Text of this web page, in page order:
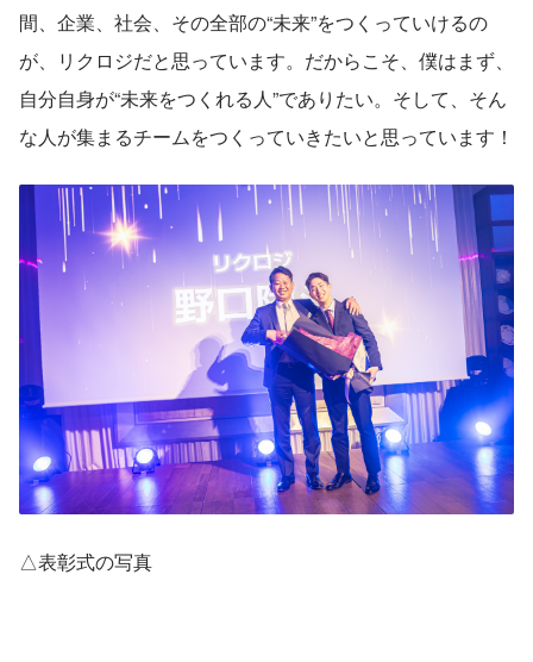
間、企業、社会、その全部の“未来”をつくっていけるの
が、リクロジだと思っています。だからこそ、僕はまず、
自分自身が“未来をつくれる人”でありたい。そして、そん
な人が集まるチームをつくっていきたいと思っています！
△表彰式の写真